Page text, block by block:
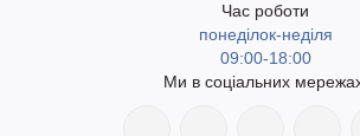
Час роботи
понеділок-неділя
09:00-18:00
Ми в соціальних